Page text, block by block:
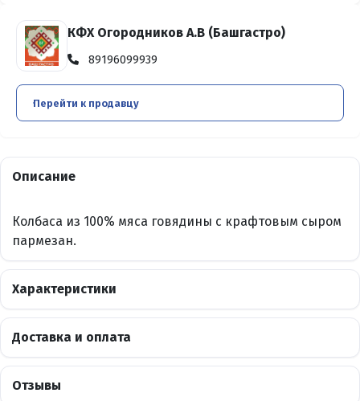
КФХ Огородников А.В (Башгастро)
89196099939
Перейти к продавцу
Описание
Колбаса из 100% мяса говядины с крафтовым сыром
пармезан.
Характеристики
Доставка и оплата
Отзывы